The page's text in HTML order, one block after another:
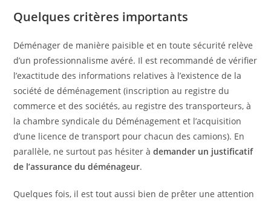
Quelques critères importants
Déménager de manière paisible et en toute sécurité relève
d’un professionnalisme avéré. Il est recommandé de vérifier
l’exactitude des informations relatives à l’existence de la
société de déménagement (inscription au registre du
commerce et des sociétés, au registre des transporteurs, à
la chambre syndicale du Déménagement et l’acquisition
d’une licence de transport pour chacun des camions). En
parallèle, ne surtout pas hésiter àdemander un justificatif
de l’assurance du déménageur.
Quelques fois, il est tout aussi bien de prêter une attention